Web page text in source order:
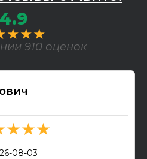
4.9
910 оценок
08-03